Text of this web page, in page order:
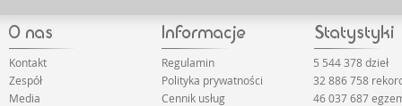
Kontakt
Zespół
Media
Regulamin
Polityka prywatności
Cennik usług
5 544 378 dzieł
32 886 758
46 037 687